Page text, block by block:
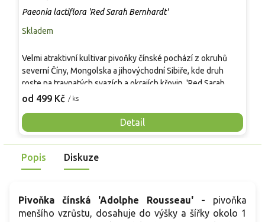
Paeonia lactiflora 'Red Sarah Bernhardt'
Skladem
od 499 Kč / ks
Detail
Velmi atraktivní kultivar pivoňky čínské pochází z okruhů
severní Číny, Mongolska a jihovýchodní Sibiře, kde druh
roste na travnatých svazích a okrajích křovin. 'Red Sarah
Bernhardt' byl zaregistrován v Číně roku 1980. Z hlíz na jaře
dělenými listy s bronzovým nádechem při rašení. V květnu až
červnu nese plné květy 14–18 cm ve fuchsiově purpurových
až malinově růžových tónech, často se světlejším lemem, se
sladce květinovou vůní. Pěstuje se jako okrasná.
Popis Diskuze
Pivoňka čínská 'Adolphe Rousseau' - pivoňka
menšího vzrůstu, dosahuje do výšky a šířky okolo 1